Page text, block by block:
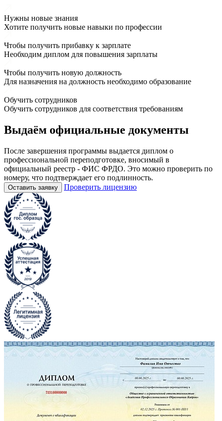
Нужны новые знания
Хотите получить новые навыки по профессии
Чтобы получить прибавку к зарплате
Необходим диплом для повышения зарплаты
Чтобы получить новую должность
Для назначения на должность необходимо образование
Обучить сотрудников
Обучить сотрудников для соответствия требованиям
Выдаём официальные документы
После завершения программы выдается диплом о
профессиональной переподготовке, вносимый в
официальный реестр - ФИС ФРДО. Это можно проверить по
номеру, что подтверждает его подлинность.
Оставить заявку Проверить лицензию